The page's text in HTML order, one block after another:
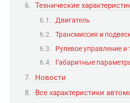
Технические
Двигатель
Трансмиссия и
Рулевое управление
Габаритные
Новости
Все характеристики